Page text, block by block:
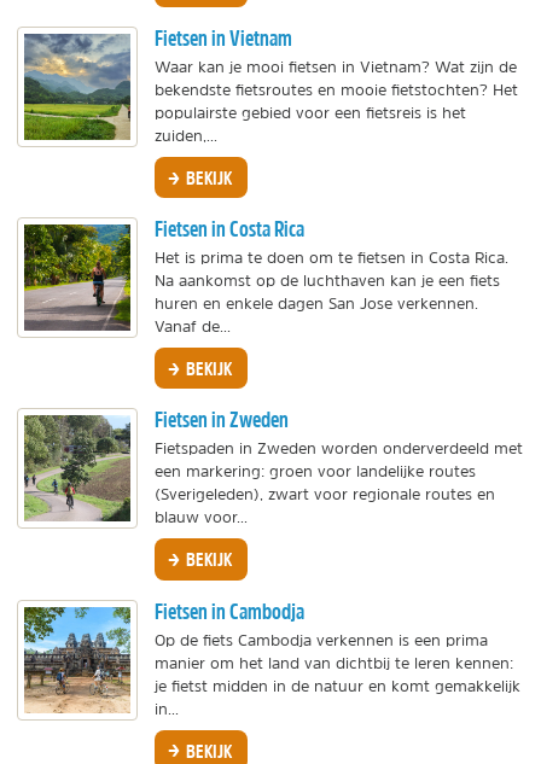
Fietsen in Vietnam
Waar kan je mooi fietsen in Vietnam? Wat zijn de
bekendste fietsroutes en mooie fietstochten? Het
populairste gebied voor een fietsreis is het
zuiden,...
BEKIJK
Fietsen in Costa Rica
Het is prima te doen om te fietsen in Costa Rica.
Na aankomst op de luchthaven kan je een fiets
huren en enkele dagen San Jose verkennen.
Vanaf de...
BEKIJK
Fietsen in Zweden
Fietspaden in Zweden worden onderverdeeld met
een markering: groen voor landelijke routes
(Sverigeleden), zwart voor regionale routes en
blauw voor...
BEKIJK
Fietsen in Cambodja
Op de fiets Cambodja verkennen is een prima
manier om het land van dichtbij te leren kennen:
je fietst midden in de natuur en komt gemakkelijk
in...
BEKIJK